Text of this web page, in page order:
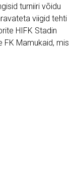
turniiri võidu
viigid tehti
HIFK Stadin
FK Mamukaid, mis